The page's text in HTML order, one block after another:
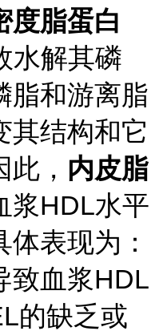
度脂蛋白
水解其磷
脂和游离脂
其结构和它
， 内皮脂
浆HDL水平
表现为：
致血浆HDL
的缺乏或